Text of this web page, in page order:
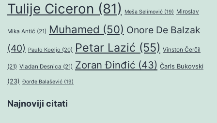
Tulije Ciceron (81) Meša Selimović (19) Miroslav
Mika Antić (21) Muhamed (50) Onore De Balzak
(40) Paulo Koeljo (20) Petar Lazić (55) Vinston Čerčil
(21) Vladan Desnica (21) Zoran Đinđić (43) Čarls Bukovski
(23) Đorđe Balašević (19)
Najnoviji citati